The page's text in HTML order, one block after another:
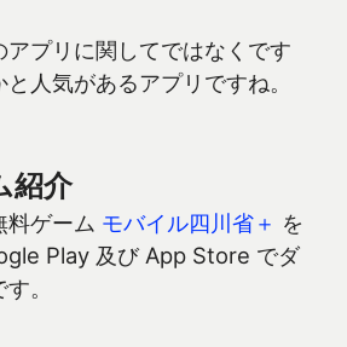
アプリに関してではなくです
人気があるアプリですね。
紹介
料ゲーム モバイル四川省＋ を
Play 及び App Store でダ
。